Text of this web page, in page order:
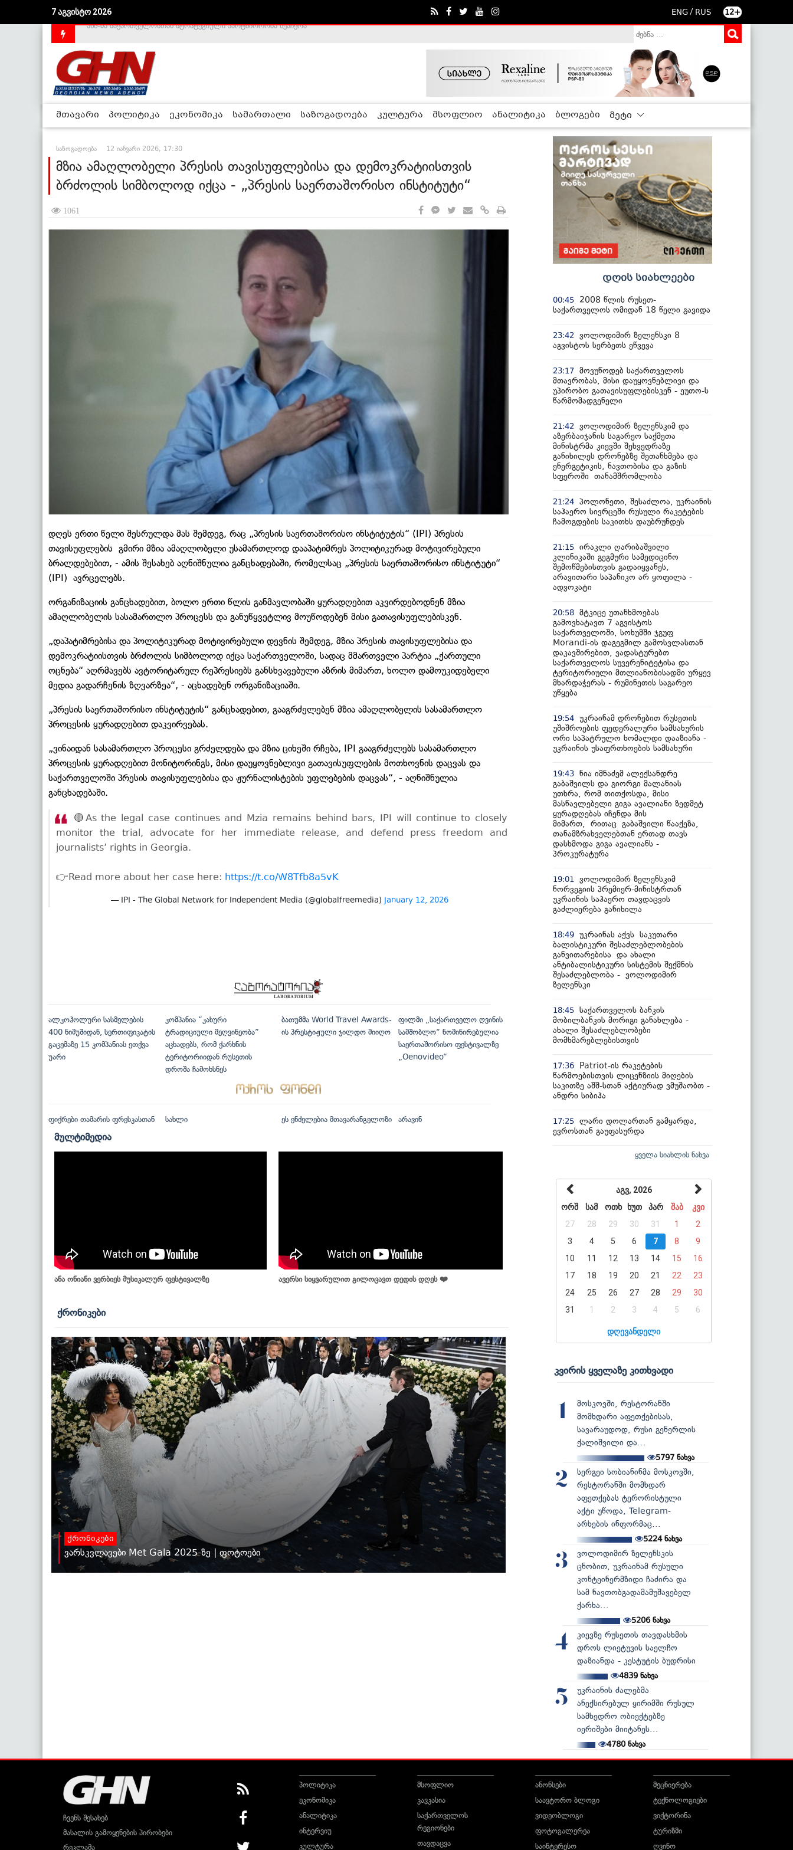
7 აგვისტო 2026 ENG / RUS 12+
მთავარი პოლიტიკა ეკონომიკა სამართალი საზოგადოება კულტურა მსოფლიო ანალიტიკა ბლოგები მეტი
საზოგადოება 12 იანვარი 2026, 17:30
მზია ამაღლობელი პრესის თავისუფლებისა და დემოკრატიისთვის
ბრძოლის სიმბოლოდ იქცა - „პრესის საერთაშორისო ინსტიტუტი“
1061
დღეს ერთი წელი შესრულდა მას შემდეგ, რაც „პრესის საერთაშორისო ინსტიტუტის“ (IPI) პრესის
თავისუფლების გმირი მზია ამაღლობელი უსამართლოდ დააპატიმრეს პოლიტიკურად მოტივირებული
ბრალდებებით, - ამის შესახებ აღნიშნულია განცხადებაში, რომელსაც „პრესის საერთაშორისო ინსტიტუტი“
(IPI) ავრცელებს.
ორგანიზაციის განცხადებით, ბოლო ერთი წლის განმავლობაში ყურადღებით აკვირდებოდნენ მზია
ამაღლობელის სასამართლო პროცესს და განუწყვეტლივ მოუწოდებენ მისი გათავისუფლებისკენ.
„დაპატიმრებისა და პოლიტიკურად მოტივირებული დევნის შემდეგ, მზია პრესის თავისუფლებისა და
დემოკრატიისთვის ბრძოლის სიმბოლოდ იქცა საქართველოში, სადაც მმართველი პარტია „ქართული
ოცნება“ აღრმავებს ავტორიტარულ რეპრესიებს განსხვავებული აზრის მიმართ, ხოლო დამოუკიდებელი
მედია გადარჩენის ზღვარზეა“, - აცხადებენ ორგანიზაციაში.
„პრესის საერთაშორისო ინსტიტუტის“ განცხადებით, გააგრძელებენ მზია ამაღლობელის სასამართლო
პროცესის ყურადღებით დაკვირვებას.
„ვინაიდან სასამართლო პროცესი გრძელდება და მზია ციხეში რჩება, IPI გააგრძელებს სასამართლო
პროცესის ყურადღებით მონიტორინგს, მისი დაუყოვნებლივი გათავისუფლების მოთხოვნის დაცვას და
საქართველოში პრესის თავისუფლებისა და ჟურნალისტების უფლებების დაცვას“, - აღნიშნულია
განცხადებაში.
🔴As the legal case continues and Mzia remains behind bars, IPI will continue to closely
monitor the trial, advocate for her immediate release, and defend press freedom and
journalists’ rights in Georgia.
👉Read more about her case here: https://t.co/W8Tfb8a5vK
— IPI - The Global Network for Independent Media (@globalfreemedia) January 12, 2026
ალკოჰოლური სასმელების
400 ნიმუშიდან, სერთიფიკატის
გაცემაზე 15 კომპანიას ეთქვა
უარი
კომპანია “კახური
ტრადიციული მეღვინეობა”
აცხადებს, რომ ქარხნის
ტერიტორიიდან რუსეთის
დროშა ჩამოხსნეს
ბათუმმა World Travel Awards-
ის პრესტიჟული ჯილდო მიიღო
ფილმი „საქართველო ღვინის
სამშობლო“ ნომინირებულია
საერთაშორისო ფესტივალზე
„Oenovideo“
ფიქრები თამარის ფრესკასთან სახლი ეს ენძელებია მთავარანგელოზი არავინ
მულტიმედია
ანა ონიანი ვერბიეს მუსიკალურ ფესტივალზე ავერსი სიყვარულით გილოცავთ დედის დღეს ❤️
ქრონიკები
ქრონიკები
ვარსკვლავები Met Gala 2025-ზე | ფოტოები
დღის სიახლეები
00:45
2008 წლის რუსეთ-
საქართველოს ომიდან 18 წელი გავიდა
23:42
ვოლოდიმირ ზელენსკი 8
აგვისტოს სერბეთს ეწვევა
23:17 მოვუწოდებ საქართველოს
მთავრობას, მისი დაუყოვნებლივი და
უპირობო გათავისუფლებისკენ - ეუთო-ს
წარმომადგენელი
21:42
ვოლოდიმირ ზელენსკიმ და
აზერბაიჯანის საგარეო საქმეთა
მინისტრმა კიევში შეხვედრაზე
განიხილეს დრონებზე შეთანხმება და
ენერგეტიკის, ნავთობისა და გაზის
სფეროში თანამშრომლობა
21:24 პოლონეთი, შესაძლოა, უკრაინის
საჰაერო სივრცეში რუსული რაკეტების
ჩამოგდების საკითხს დაუბრუნდეს
21:15 ირაკლი ღარიბაშვილი
კლინიკაში გეგმური სამედიცინო
შემოწმებისთვის გადაიყვანეს,
არავითარი საპანიკო არ ყოფილა -
ადვოკატი
20:58 მტკიცე უთანხმოებას
გამოვხატავთ 7 აგვისტოს
საქართველოში, სოხუმში ჯგუფ
Morandi-ის დაგეგმილ გამოსვლასთან
დაკავშირებით, ვადასტურებთ
საქართველოს სუვერენიტეტისა და
ტერიტორიული მთლიანობისადმი ურყევ
მხარდაჭერას - რუმინეთის საგარეო
უწყება
19:54 უკრაინამ დრონებით რუსეთის
უშიშროების ფედერალური სამსახურის
ორი საპატრულო ხომალდი დააზიანა -
უკრაინის უსაფრთხოების სამსახური
19:43 ნია იმნაძემ ალექსანდრე
გაბაშვილს და გიორგი მალანიას
უთხრა, რომ თითქოსდა, მისი
მასწავლებელი გიგა ავალიანი ზედმეტ
ყურადღებას იჩენდა მის
მიმართ, რითაც გაბაშვილი წააქეზა,
თანამზრახველებთან ერთად თავს
დასხმოდა გიგა ავალიანს -
პროკურატურა
19:01
ვოლოდიმირ ზელენსკიმ
ნორვეგიის პრემიერ-მინისტრთან
უკრაინის საჰაერო თავდაცვის
გაძლიერება განიხილა
18:49 უკრაინას აქვს საკუთარი
ბალისტიკური შესაძლებლობების
განვითარებისა და ახალი
ანტიბალისტიკური სისტემის შექმნის
შესაძლებლობა - ვოლოდიმირ
ზელენსკი
18:45 საქართველოს ბანკის
მობილბანკის მორიგი განახლება -
ახალი შესაძლებლობები
მომხმარებლებისთვის
17:36
Patriot-ის რაკეტების
წარმოებისთვის ლიცენზიის მიღების
საკითზე აშშ-სთან აქტიურად ვმუშაობთ -
ანდრი სიბიჰა
17:25 ლარი დოლართან გამყარდა,
ევროსთან გაუფასურდა
ყველა სიახლის ნახვა
აგვ, 2026
ორშ
სამ ოთხ ხუთ პარ შაბ
კვი
27
28 29 30 31 1
2
3
4 5 6 7 8
9
10
11 12 13 14 15
16
17
18 19 20 21 22
23
24
25 26 27 28 29
30
31
1 2 3 4 5 6
დღევანდელი
კვირის ყველაზე კითხვადი
1
მოსკოვში, რესტორანში
მომხდარი აფეთქებისას,
სავარაუდოდ, რუსი გენერლის
ქალიშვილი და...
5797 ნახვა
2
სერგეი სობიანინმა მოსკოვში,
რესტორანში მომხდარ
აფეთქებას ტერორისტული
აქტი უწოდა, Telegram-
არხების ინფორმაც...
5224ნახვა
3
ვოლოდიმირ ზელენსკის
ცნობით, უკრაინამ რუსული
კონტეინერმზიდი ჩაძირა და
სამ ნავთობგადამამუშავებელ
ქარხა...
5206ნახვა
4
კიევზე რუსეთის თავდასხმის
დროს ლიეტუვის საელჩო
დაზიანდა - კესტუტის ბუდრისი
4839ნახვა
5
უკრაინის ძალებმა
ანექსირებულ ყირიმში რუსულ
სამხედრო ობიექტებზე
იერიშები მიიტანეს...
4780ნახვა
ჩვენს შესახებ
მასალის გამოყენების პირობები
რეკლამა
პოლიტიკა
ეკონომიკა
ანალიტიკა
ინტერვიუ
კულტურა
მსოფლიო
კავკასია
საქართველოს
რეგიონები
თავდაცვა
ანონსები
საავტორო ბლოგი
ვიდეობლოგი
ფოტოგალერეა
საინტერესო
მეცნიერება
ტექნოლოგიები
ვიქტორინა
ტურიზმი
ღვინო